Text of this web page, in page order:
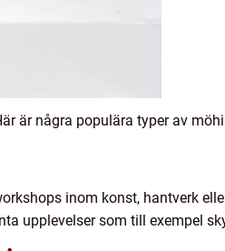
är några populära typer av
inom konst, hantverk
upplevelser som till exempel